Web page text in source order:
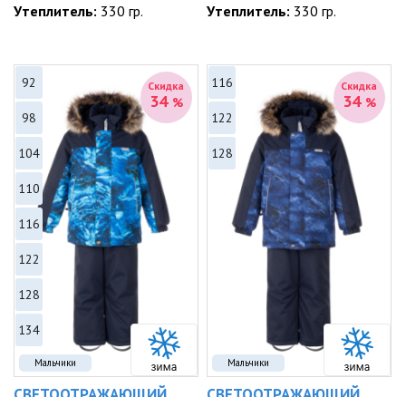
Утеплитель: 330 гр. Утеплитель: 330 гр.
Мальчики
Скидка
34 %
92
98
104
110
116
122
128
134
Мальчики
Скидка
34 %
116
122
128